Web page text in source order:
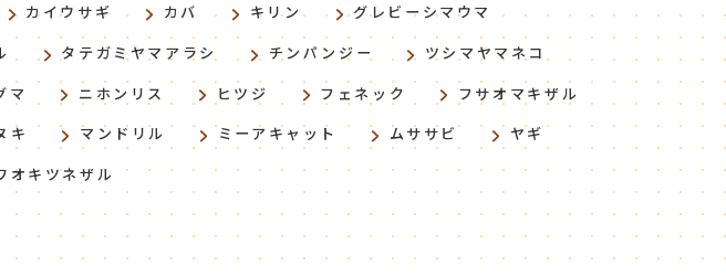
カイウサギ カバ キリン
グレビーシマウマ
タテガミヤマアラシ チンパンジー
ツシマヤマネコ
マ ニホンリス ヒツジ フェネック
フサオマキザル
キ マンドリル ミーアキャット ムササビ
ヤギ
オキツネザル